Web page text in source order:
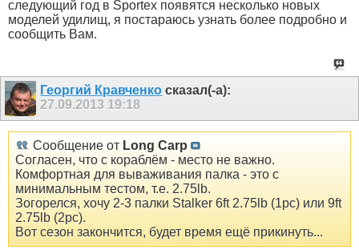
следующий год в Sportex появятся несколько новых
моделей удилищ, я постараюсь узнать более подробно и
сообщить Вам.
Георгий Кравченко сказал(-а):
27.09.2013 19:18
Сообщение от Long Carp
Согласен, что с кораблём - место не важно.
Комфортная для вываживания палка - это с
минимальным тестом, т.е. 2.75lb.
Зогорелся, хочу 2-3 палки Stalker 6ft 2.75lb (1pc) или 9ft
2.75lb (2pc).
Вот сезон закончится, будет время ещё прикинуть...